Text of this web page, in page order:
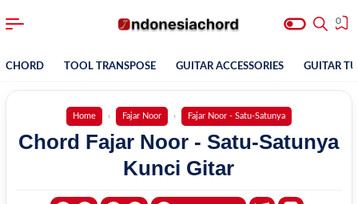
0
CHORD TOOL TRANSPOSE GUITAR ACCESSORIES GUITAR
Home Fajar Noor Fajar Noor - Satu-Satunya
Chord Fajar Noor - Satu-Satunya
Kunci Gitar